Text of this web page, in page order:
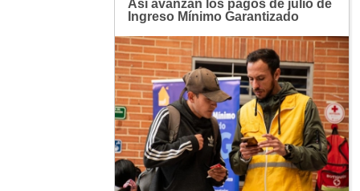
Así avanzan los pagos de julio de
Ingreso Mínimo Garantizado